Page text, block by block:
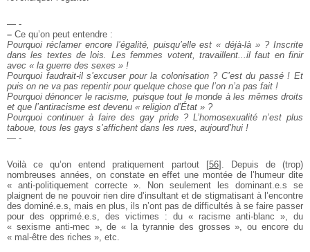
— -
– Ce qu’on peut entendre :
Pourquoi réclamer encore l’égalité, puisqu’elle est « déjà-là » ? Inscrite
dans les textes de lois. Les femmes votent, travaillent...il faut en finir
avec « la guerre des sexes » !
Pourquoi faudrait-il s’excuser pour la colonisation ? C’est du passé ! Et
puis on ne va pas repentir pour quelque chose que l’on n’a pas fait !
Pourquoi dénoncer le racisme, puisque tout le monde à les mêmes droits
et que l’antiracisme est devenu « religion d’État » ?
Pourquoi continuer à faire des gay pride ? L’homosexualité n’est plus
taboue, tous les gays s’affichent dans les rues, aujourd’hui !
— -
Voilà ce qu’on entend pratiquement partout[56] . Depuis de (trop)
nombreuses années, on constate en effet une montée de l’humeur dite
« anti-politiquement correcte ». Non seulement les dominant.e.s se
plaignent de ne pouvoir rien dire d’insultant et de stigmatisant à l’encontre
des dominé.e.s, mais en plus, ils n’ont pas de difficultés à se faire passer
pour des opprimé.e.s, des victimes : du « racisme anti-blanc », du
« sexisme anti-mec », de « la tyrannie des grosses », ou encore du
« mal-être des riches », etc.